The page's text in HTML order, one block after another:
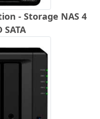
- Storage NAS 4
SATA